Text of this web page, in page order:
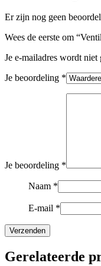
Er zijn nog geen
Wees de eerste om
Je e-mailadres wordt niet
Je beoordeling *
Je beoordeling *
Naam *
E-mail *
Gerelateerde